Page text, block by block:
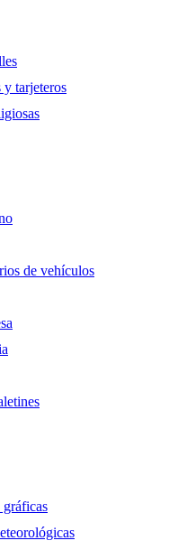
y tarjeteros
de vehículos
gráficas